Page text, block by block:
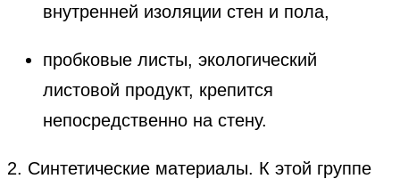
внутренней изоляции стен и пола,
пробковые листы, экологический
листовой продукт, крепится
непосредственно на стену.
2. Синтетические материалы. К этой группе